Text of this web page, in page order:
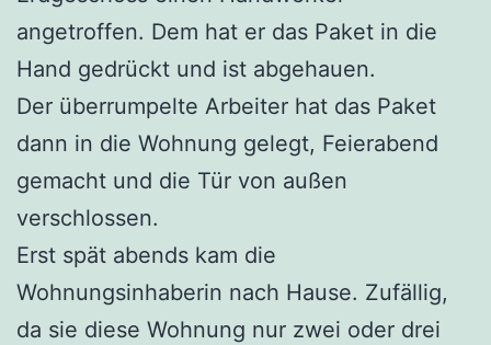
angetroffen. Dem hat er das Paket in die
Hand gedrückt und ist abgehauen.
Der überrumpelte Arbeiter hat das Paket
dann in die Wohnung gelegt, Feierabend
gemacht und die Tür von außen
verschlossen.
Erst spät abends kam die
Wohnungsinhaberin nach Hause. Zufällig,
da sie diese Wohnung nur zwei oder drei